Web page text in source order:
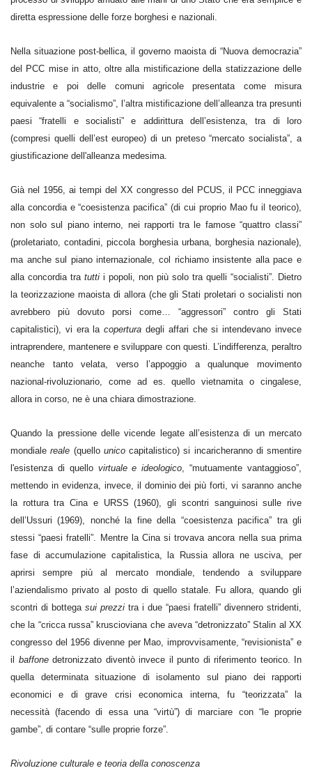
diretta espressione delle forze borghesi e nazionali.
Nella situazione post-bellica, il governo maoista di “Nuova democrazia”
del PCC mise in atto, oltre alla mistificazione della statizzazione delle
industrie e poi delle comuni agricole presentata come misura
equivalente a “socialismo”, l’altra mistificazione dell’alleanza tra presunti
paesi “fratelli e socialisti” e addirittura dell’esistenza, tra di loro
(compresi quelli dell’est europeo) di un preteso “mercato socialista”, a
giustificazione dell'alleanza medesima.
Già nel 1956, ai tempi del XX congresso del PCUS, il PCC inneggiava
alla concordia e “coesistenza pacifica” (di cui proprio Mao fu il teorico),
non solo sul piano interno, nei rapporti tra le famose “quattro classi”
(proletariato, contadini, piccola borghesia urbana, borghesia nazionale),
ma anche sul piano internazionale, col richiamo insistente alla pace e
alla concordia tra tutti i popoli, non più solo tra quelli “socialisti”. Dietro
la teorizzazione maoista di allora (che gli Stati proletari o socialisti non
avrebbero più dovuto porsi come… “aggressori” contro gli Stati
capitalistici), vi era lacopertura degli affari che si intendevano invece
intraprendere, mantenere e sviluppare con questi. L’indifferenza, peraltro
neanche tanto velata, verso l’appoggio a qualunque movimento
nazional-rivoluzionario, come ad es. quello vietnamita o cingalese,
allora in corso, ne è una chiara dimostrazione.
Quando la pressione delle vicende legate all’esistenza di un mercato
mondialereale (quello unico capitalistico) si incaricheranno di smentire
l'esistenza di quello virtuale e ideologico, “mutuamente vantaggioso”,
mettendo in evidenza, invece, il dominio dei più forti, vi saranno anche
la rottura tra Cina e URSS (1960), gli scontri sanguinosi sulle rive
dell’Ussuri (1969), nonché la fine della “coesistenza pacifica” tra gli
stessi “paesi fratelli”. Mentre la Cina si trovava ancora nella sua prima
fase di accumulazione capitalistica, la Russia allora ne usciva, per
aprirsi sempre più al mercato mondiale, tendendo a sviluppare
l’aziendalismo privato al posto di quello statale. Fu allora, quando gli
scontri di bottega sui prezzi tra i due “paesi fratelli” divennero stridenti,
che la “cricca russa” kruscioviana che aveva “detronizzato” Stalin al XX
congresso del 1956 divenne per Mao, improvvisamente, “revisionista” e
il baffonedetronizzato diventò invece il punto di riferimento teorico. In
quella determinata situazione di isolamento sul piano dei rapporti
economici e di grave crisi economica interna, fu “teorizzata” la
necessità (facendo di essa una “virtù”) di marciare con “le proprie
gambe”, di contare “sulle proprie forze”.
Rivoluzione culturale e teoria della conoscenza